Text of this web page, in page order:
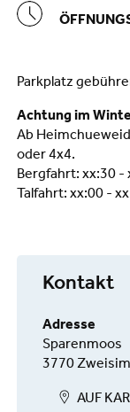
Parkplatz
Achtung im
Ab
oder 4x4.
Bergfahrt: xx:30 -
Talfahrt: xx:00 -
Kontakt
Adresse
Sparenmoos
3770
AUF